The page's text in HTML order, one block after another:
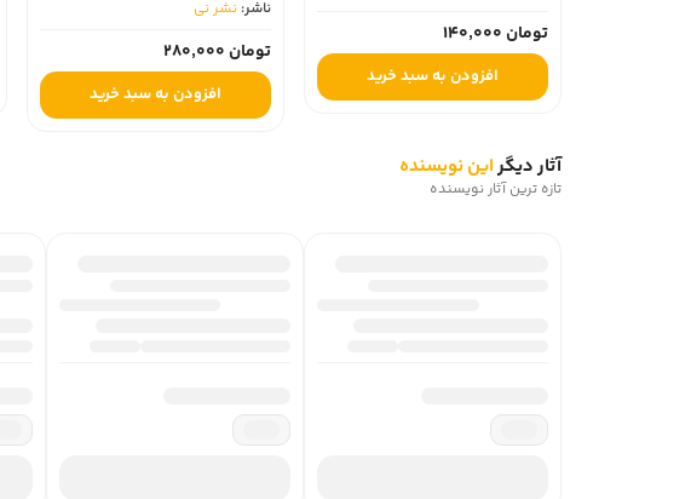
تومان 140,000
افزودن به سبد خرید
ناشر:نشر نی
تومان 280,000
افزودن به سبد خرید
آثار دیگراین نویسنده
تازه ترین آثار نویسنده